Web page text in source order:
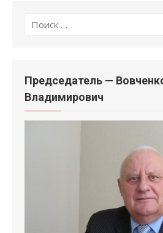
Поиск
Председатель —
Владимирович